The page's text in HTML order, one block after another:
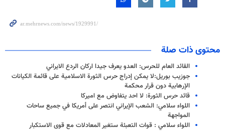
محتوى ذات صلة
القائد العام للحرس: العدو يعرف جيدا اركان الردع الايراني
جوزيب بوريل:لا يمكن إدراج حرس الثورة الاسلامية على قائمة الكيانات
الإرهابية دون قرار محكمة
قائد حرس الثورة: لا احد يتفاوض مع اميركا
اللواء سلامي: الشعب الإيراني انتصر على أمريكا في جميع ساحات
المواجهة
اللواء سلامي : قوات التعبئة ستغير المعادلات مع قوى الاستكبار